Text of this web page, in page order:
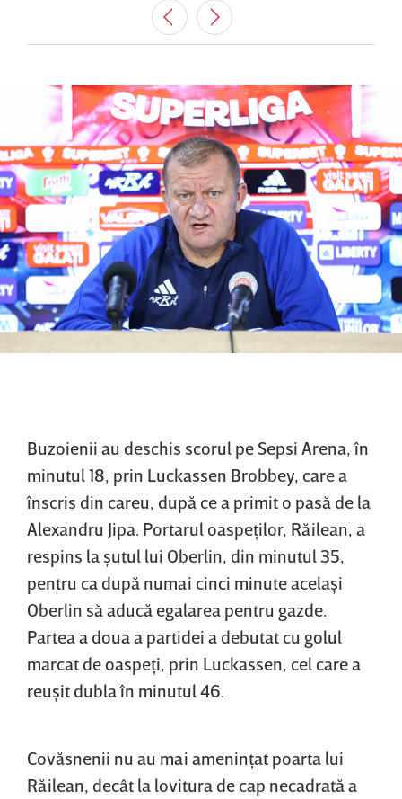
Buzoienii au deschis scorul pe Sepsi Arena, în
minutul 18, prin Luckassen Brobbey, care a
înscris din careu, după ce a primit o pasă de la
Alexandru Jipa. Portarul oaspeţilor, Răilean, a
respins la şutul lui Oberlin, din minutul 35,
pentru ca după numai cinci minute acelaşi
Oberlin să aducă egalarea pentru gazde.
Partea a doua a partidei a debutat cu golul
marcat de oaspeţi, prin Luckassen, cel care a
reuşit dubla în minutul 46.
Covăsnenii nu au mai ameninţat poarta lui
Răilean, decât la lovitura de cap necadrată a